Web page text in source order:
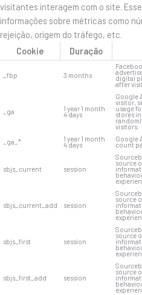
visitantes interagem com o site.
informações sobre métricas como
rejeição, origem do tráfego, etc.
Cookie
Duração
_fbp 3 months digital
after
_ga 1 year 1 month
4 days
Google
visitor,
usage
stores
visitors.
_ga_*
1 year 1 month
4 days
Google
count
sbjs_current session
source
sbjs_current_add session
source
sbjs_first session
source
sbjs_first_add session
source